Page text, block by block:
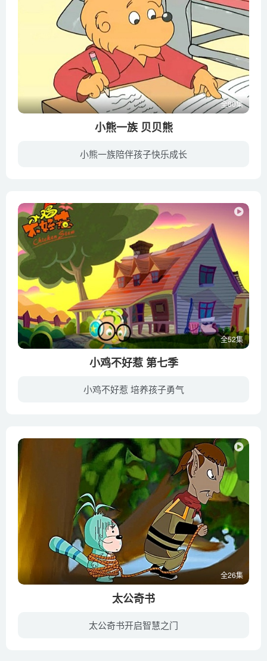
全80集
小熊一族 贝贝熊
小熊一族陪伴孩子快乐成长
全52集
小鸡不好惹 第七季
小鸡不好惹 培养孩子勇气
全26集
太公奇书
太公奇书开启智慧之门